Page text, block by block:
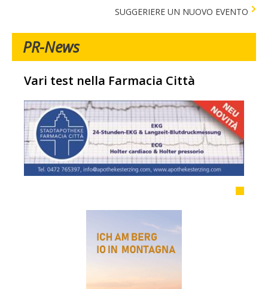
SUGGERIERE UN NUOVO EVENTO
PR-News
Vari test nella Farmacia Città